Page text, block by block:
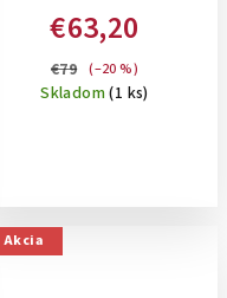
MASKÁČOVÝ
€63,20
€79 (–20 %)
Skladom(1 ks)
Akcia